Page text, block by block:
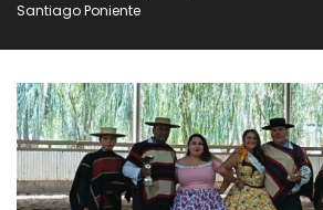
Santiago Poniente